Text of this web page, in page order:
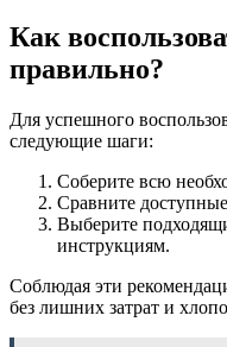
Как
правильно?
Для успешного
следующие шаги:
Соберите всю
Сравните
Выберите
инструкциям.
Соблюдая эти
без лишних затрат и